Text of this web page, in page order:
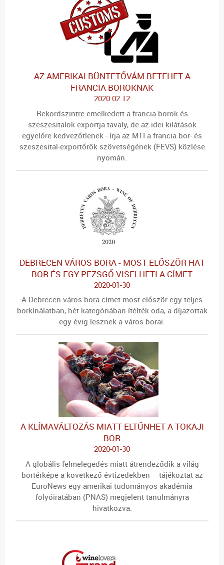
AZ AMERIKAI BÜNTETŐVÁM BETEHET A
FRANCIA BOROKNAK
2020-02-12
Rekordszintre emelkedett a francia borok és
szeszesitalok exportja tavaly, de az idei kilátások
egyelőre kedvezőtlenek - írja az MTI a francia bor- és
szeszesital-exportőrök szövetségének (FEVS) közlése
nyomán.
DEBRECEN VÁROS BORA - MOST ELŐSZÖR HAT
BOR ÉS EGY PEZSGŐ VISELHETI A CÍMET
2020-01-30
A Debrecen város bora címet most először egy teljes
borkínálatban, hét kategóriában ítélték oda, a díjazottak
egy évig lesznek a város borai.
A KLÍMAVÁLTOZÁS MIATT ELTŰNHET A TOKAJI
BOR
2020-01-30
A globális felmelegedés miatt átrendeződik a világ
bortérképe a következő évtizedekben – tájékoztat az
EuroNews egy amerikai tudományos akadémia
folyóiratában (PNAS) megjelent tanulmányra
hivatkozva.